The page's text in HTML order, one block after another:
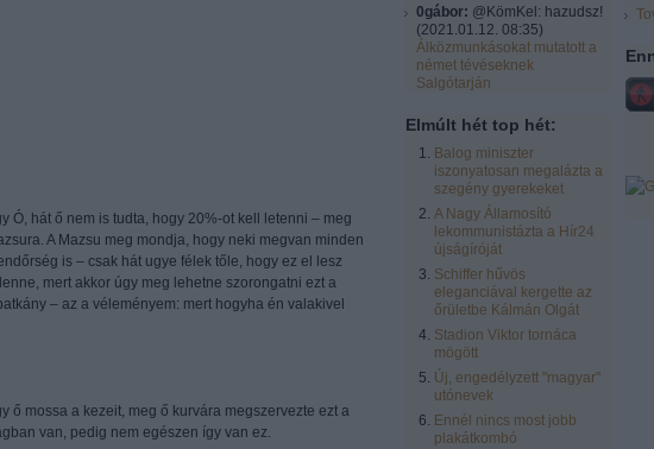
Ó, hát ő nem is tudta, hogy 20%-ot kell letenni – meg
A Mazsu meg mondja, hogy neki megvan minden
is – csak hát ugye félek tőle, hogy ez el lesz
mert akkor úgy meg lehetne szorongatni ezt a
– az a véleményem: mert hogyha én valakivel
ő mossa a kezeit, meg ő kurvára megszervezte ezt a
van, pedig nem egészen így van ez.
0gábor: @KömKel: hazudsz!
(2021.01.12. 08:35)
Álközmunkásokat mutatott a
német tévéseknek
Salgótarján
Elmúlt hét top hét:
Balog miniszter
iszonyatosan megalázta a
szegény gyerekeket
A Nagy Államosító
lekommunistázta a Hír24
újságíróját
Schiffer hűvös
eleganciával kergette az
őrületbe Kálmán Olgát
Stadion Viktor tornáca
mögött
Új, engedélyzett "magyar"
utónevek
Ennél nincs most jobb
plakátkombó